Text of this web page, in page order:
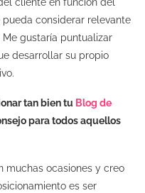
cliente en función del
considerar relevante
gustaría puntualizar
desarrollar su propio
tan bien tu Blog de
para todos aquellos
muchas ocasiones y creo
es ser